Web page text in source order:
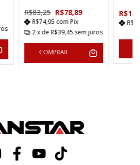
R$83,25 R$78,89
R$74,95 com Pix
2x de R$39,45 sem juros
COMPRAR